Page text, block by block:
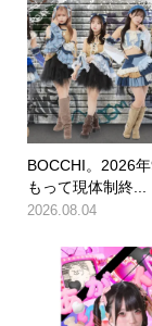
BOCCHI。2026
もって現体制終...
2026.08.04